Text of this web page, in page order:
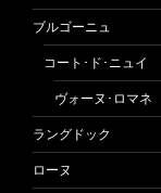
ブルゴーニュ
コート･ド･ニュイ
ヴォーヌ･ロマネ
ラングドック
ローヌ